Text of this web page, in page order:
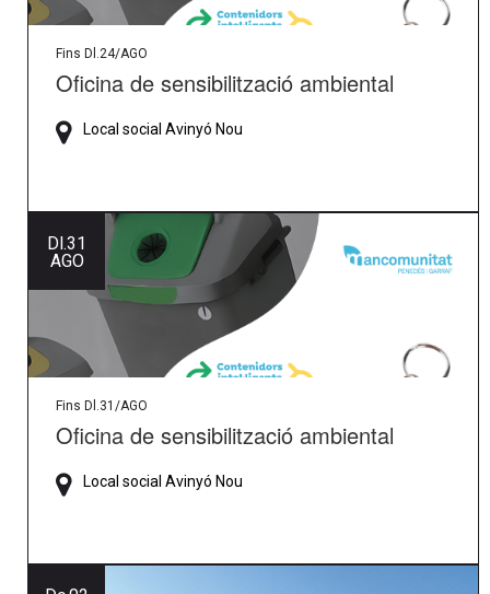
Fins Dl.24/AGO
Oficina de sensibilització ambiental
Local social Avinyó Nou
Dl.31
AGO
Fins Dl.31/AGO
Oficina de sensibilització ambiental
Local social Avinyó Nou